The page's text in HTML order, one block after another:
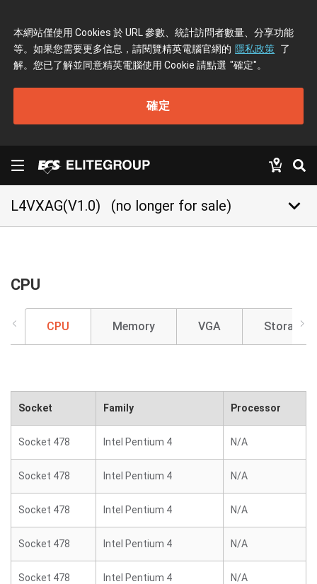
本網站僅使用 Cookies 於 URL 參數、統計訪問者數量、分享功能
等。如果您需要更多信息，請閱覽精英電腦官網的 隱私政策 了
解。您已了解並同意精英電腦使用 Cookie 請點選 "確定"。
確定
L4VXAG(V1.0) (no longer for sale) keyboard_arrow_down
CPU
CPU Memory VGA Storage
Socket Family Processor
Socket 478 Intel Pentium 4 N/A
Socket 478 Intel Pentium 4 N/A
Socket 478 Intel Pentium 4 N/A
Socket 478 Intel Pentium 4 N/A
Socket 478 Intel Pentium 4 N/A